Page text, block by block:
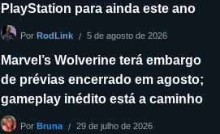
PlayStation para ainda este ano
Por RodLink 5 de agosto de 2026
Marvel’s Wolverine terá embargo
de prévias encerrado em agosto;
gameplay inédito está a caminho
Por Bruna 29 de julho de 2026